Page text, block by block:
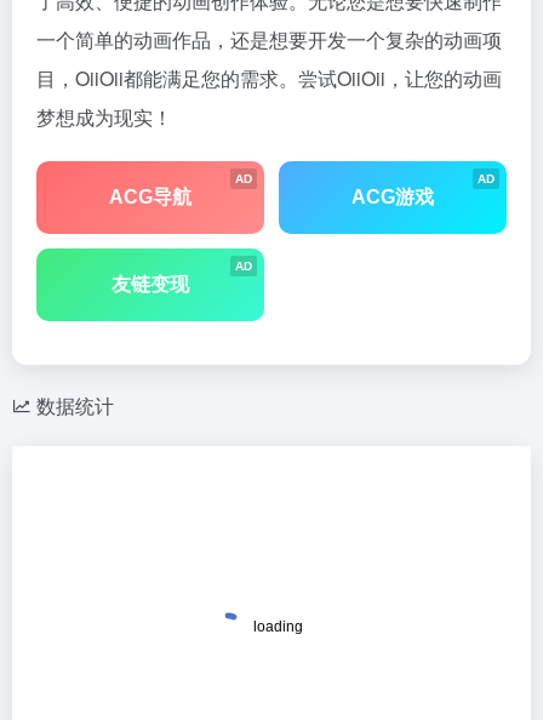
一个简单的动画作品，还是想要开发一个复杂的动画项
目，OiiOii都能满足您的需求。尝试OiiOii，让您的动画
梦想成为现实！
AD
ACG导航
AD
ACG游戏
AD
友链变现
数据统计